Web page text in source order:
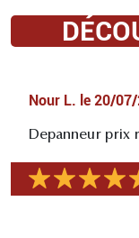
Nour L. le 20/07/
Depanneur prix